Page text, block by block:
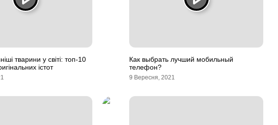
тварини у світі: топ-10
істот
Как выбрать лучший мобильный
телефон?
9 Вересня, 2021